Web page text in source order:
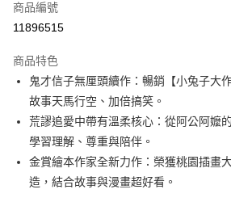
LINE Pay
大哥付你分期
相關說明
【大哥付你分期使用說明】
1.本服務由台灣大哥大提供，台灣大哥大用戶可
2.付款方式選擇「大哥付你分期」，訂單成立後
流程，驗證手機門號後，選擇欲分期的期數、繳
3.實際核准額度、可分期數及費用金額請依後續
AFTEE先享後付
相關說明
【關於「AFTEE先享後付」】
AFTEE先享後付是「在收到商品之後才付款」的
ATM付款
商品編號
11896515
商品特色
鬼才信子無厘頭續作：暢銷【小兔子大
故事天馬行空、加倍搞笑。
荒謬追愛中帶有溫柔核心：從阿公阿嬤
學習理解、尊重與陪伴。
金賞繪本作家全新力作：榮獲桃園插畫
造，結合故事與漫畫超好看。